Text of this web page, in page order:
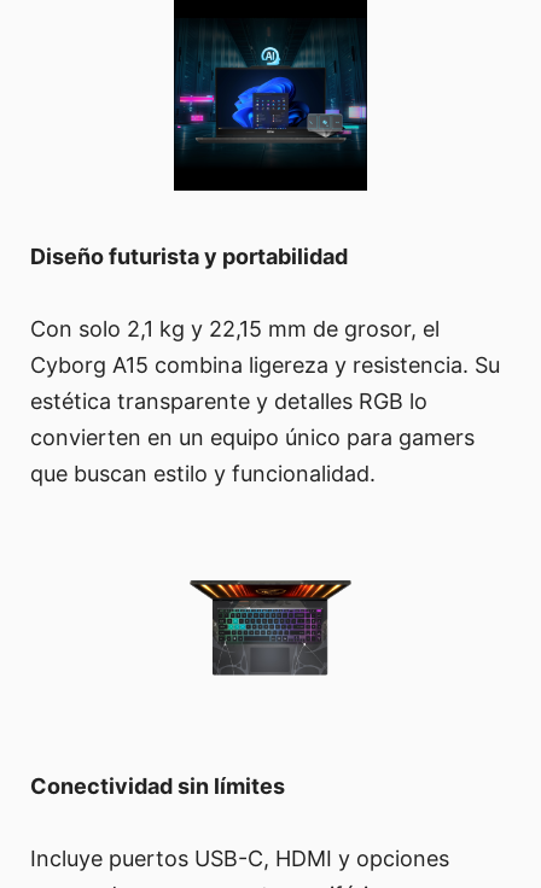
Diseño futurista y portabilidad
Con solo 2,1 kg y 22,15 mm de grosor, el
Cyborg A15 combina ligereza y resistencia. Su
estética transparente y detalles RGB lo
convierten en un equipo único para gamers
que buscan estilo y funcionalidad.
Conectividad sin límites
Incluye puertos USB-C, HDMI y opciones